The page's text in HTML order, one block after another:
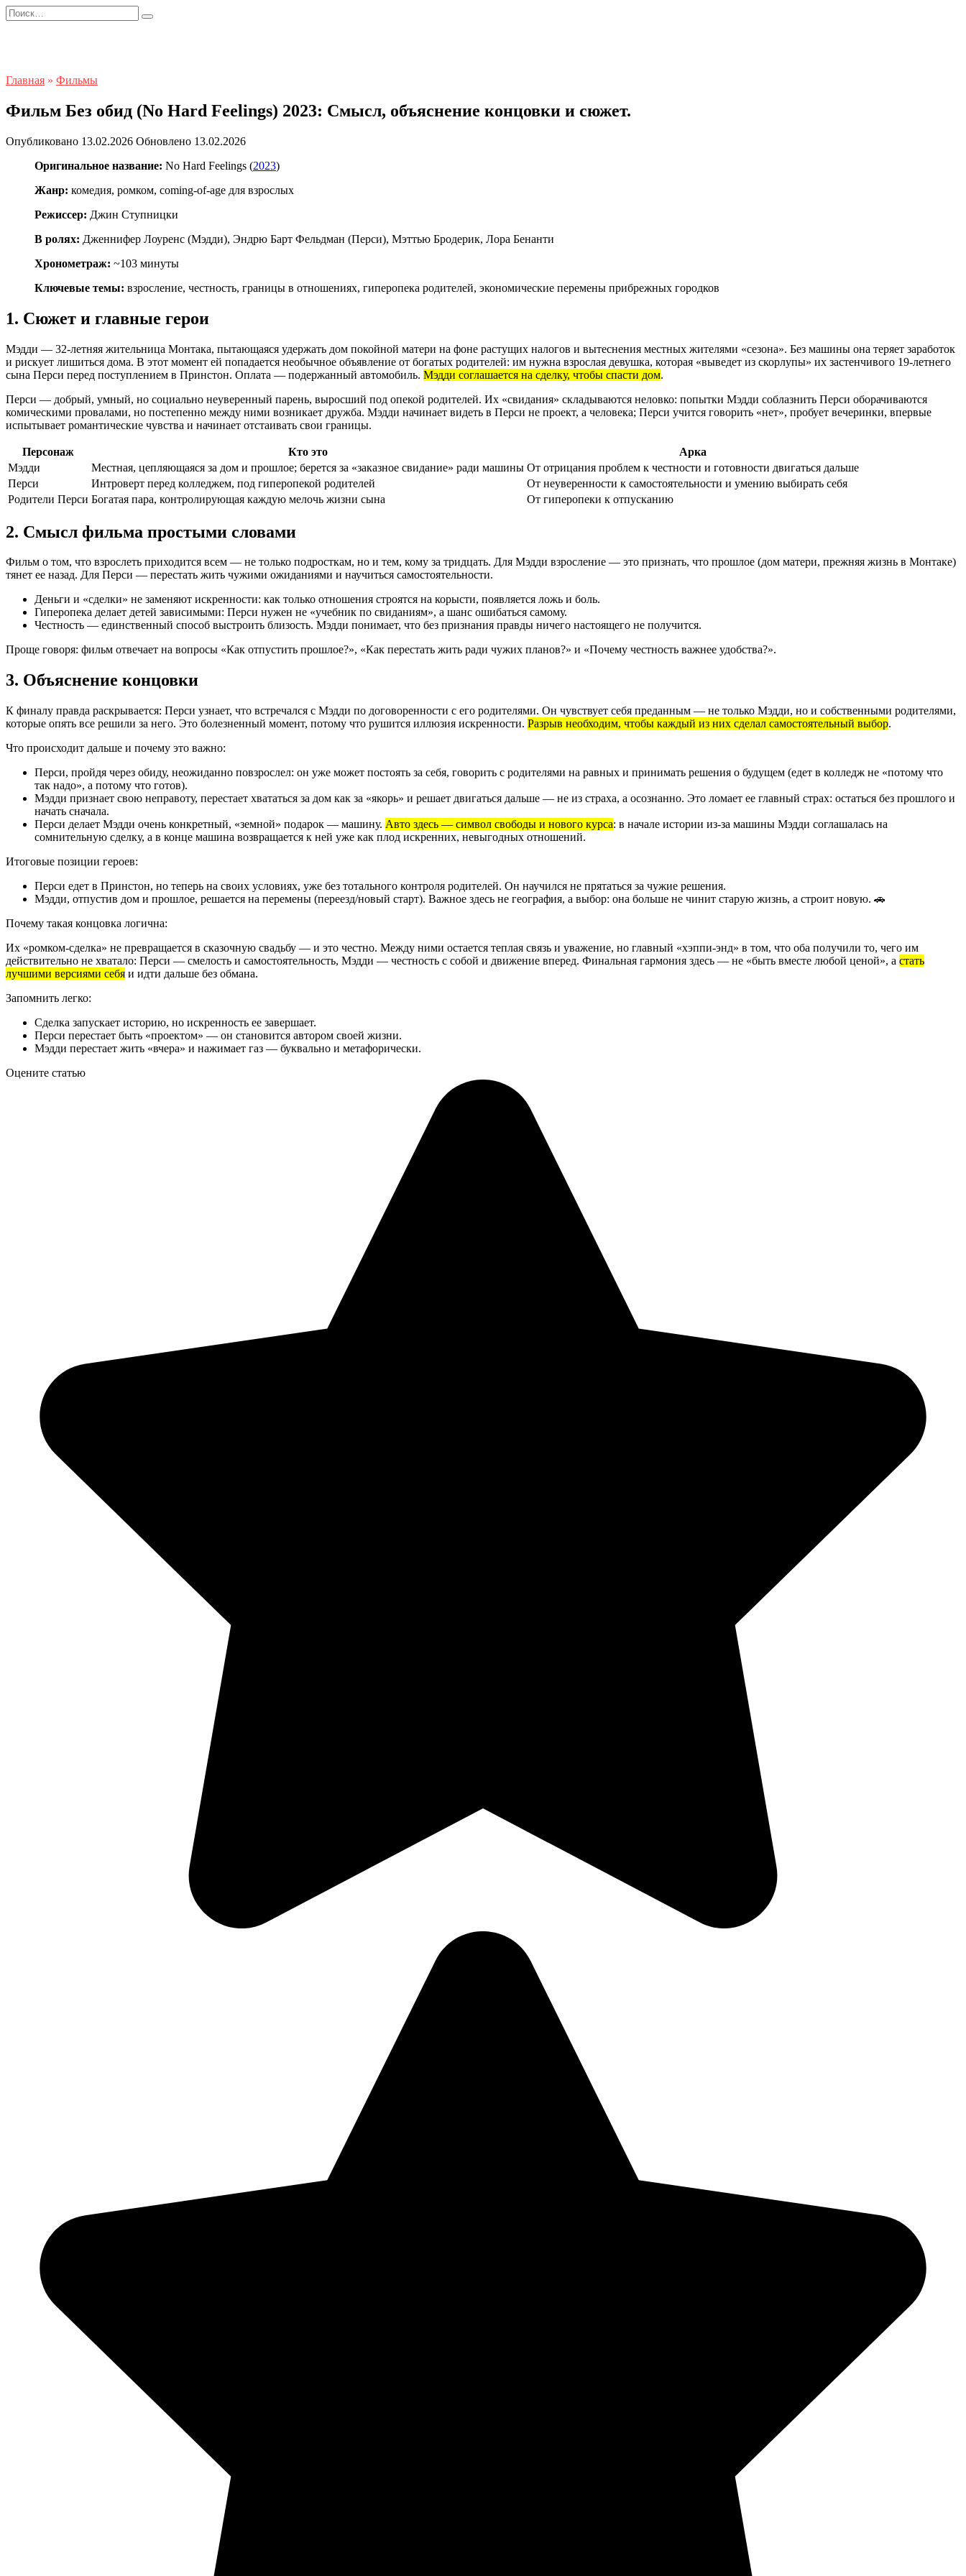
Перейти
к
Search
for:
Главная » Фильмы
Фильм Без обид (No Hard Feelings) 2023: Смысл, объяснение концовки и сюжет.
Опубликовано 13.02.2026 Обновлено 13.02.2026
Оригинальное название: No Hard Feelings (2023)
Жанр: комедия, ромком, coming-of-age для взрослых
Режиссер: Джин Ступницки
В ролях: Дженнифер Лоуренс (Мэдди), Эндрю Барт Фельдман (Перси), Мэттью Бродерик, Лора Бенанти
Хронометраж: ~103 минуты
Ключевые темы: взросление, честность, границы в отношениях, гиперопека родителей, экономические перемены прибрежных городков
1. Сюжет и главные герои
Мэдди — 32‑летняя жительница Монтака, пытающаяся удержать дом покойной матери на фоне растущих налогов и вытеснения местных жителями «сезона». Без машины она теряет заработок
и рискует лишиться дома. В этот момент ей попадается необычное объявление от богатых родителей: им нужна взрослая девушка, которая «выведет из скорлупы» их застенчивого 19‑летнего
сына Перси перед поступлением в Принстон. Оплата — подержанный автомобиль. Мэдди соглашается на сделку, чтобы спасти дом.
Перси — добрый, умный, но социально неуверенный парень, выросший под опекой родителей. Их «свидания» складываются неловко: попытки Мэдди соблазнить Перси оборачиваются
комическими провалами, но постепенно между ними возникает дружба. Мэдди начинает видеть в Перси не проект, а человека; Перси учится говорить «нет», пробует вечеринки, впервые
испытывает романтические чувства и начинает отстаивать свои границы.
Персонаж Кто это
Арка
Мэдди
Местная, цепляющаяся за дом и прошлое; берется за «заказное свидание» ради машины От отрицания проблем к честности и готовности двигаться дальше
Перси
Интроверт перед колледжем, под гиперопекой родителей
От неуверенности к самостоятельности и умению выбирать себя
Родители Перси Богатая пара, контролирующая каждую мелочь жизни сына От гиперопеки к отпусканию
2. Смысл фильма простыми словами
Фильм о том, что взрослеть приходится всем — не только подросткам, но и тем, кому за тридцать. Для Мэдди взросление — это признать, что прошлое (дом матери, прежняя жизнь в Монтаке)
тянет ее назад. Для Перси — перестать жить чужими ожиданиями и научиться самостоятельности.
Деньги и «сделки» не заменяют искренности: как только отношения строятся на корысти, появляется ложь и боль.
Гиперопека делает детей зависимыми: Перси нужен не «учебник по свиданиям», а шанс ошибаться самому.
Честность — единственный способ выстроить близость. Мэдди понимает, что без признания правды ничего настоящего не получится.
Проще говоря: фильм отвечает на вопросы «Как отпустить прошлое?», «Как перестать жить ради чужих планов?» и «Почему честность важнее удобства?».
3. Объяснение концовки
К финалу правда раскрывается: Перси узнает, что встречался с Мэдди по договоренности с его родителями. Он чувствует себя преданным — не только Мэдди, но и собственными родителями,
которые опять все решили за него. Это болезненный момент, потому что рушится иллюзия искренности. Разрыв необходим, чтобы каждый из них сделал самостоятельный выбор.
Что происходит дальше и почему это важно:
Перси, пройдя через обиду, неожиданно повзрослел: он уже может постоять за себя, говорить с родителями на равных и принимать решения о будущем (едет в колледж не «потому что
так надо», а потому что готов).
Мэдди признает свою неправоту, перестает хвататься за дом как за «якорь» и решает двигаться дальше — не из страха, а осознанно. Это ломает ее главный страх: остаться без прошлого и
начать сначала.
Перси делает Мэдди очень конкретный, «земной» подарок — машину. Авто здесь — символ свободы и нового курса: в начале истории из‑за машины Мэдди соглашалась на
сомнительную сделку, а в конце машина возвращается к ней уже как плод искренних, невыгодных отношений.
Итоговые позиции героев:
Перси едет в Принстон, но теперь на своих условиях, уже без тотального контроля родителей. Он научился не прятаться за чужие решения.
Мэдди, отпустив дом и прошлое, решается на перемены (переезд/новый старт). Важное здесь не география, а выбор: она больше не чинит старую жизнь, а строит новую. 🚗
Почему такая концовка логична:
Их «ромком‑сделка» не превращается в сказочную свадьбу — и это честно. Между ними остается теплая связь и уважение, но главный «хэппи‑энд» в том, что оба получили то, чего им
действительно не хватало: Перси — смелость и самостоятельность, Мэдди — честность с собой и движение вперед. Финальная гармония здесь — не «быть вместе любой ценой», а стать
лучшими версиями себя и идти дальше без обмана.
Запомнить легко:
Сделка запускает историю, но искренность ее завершает.
Перси перестает быть «проектом» — он становится автором своей жизни.
Мэдди перестает жить «вчера» и нажимает газ — буквально и метафорически.
Оцените статью